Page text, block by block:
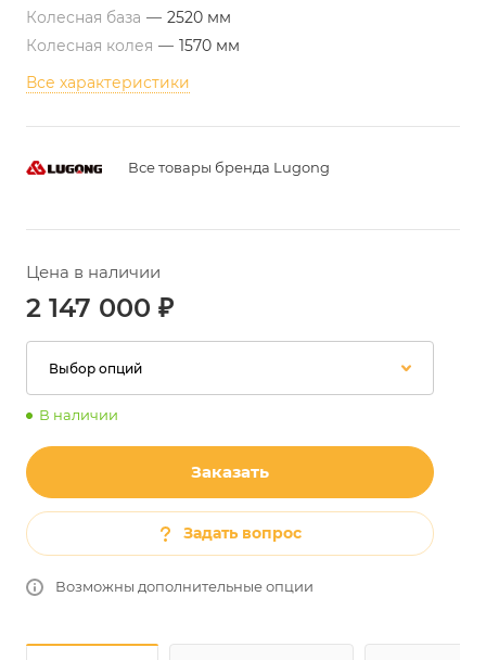
Колесная база — 2520 мм
Колесная колея — 1570 мм
Все характеристики
Все товары бренда Lugong
Цена в наличии
2 147 000 ₽
Выбор опций
В наличии
Заказать
Задать вопрос
Возможны дополнительные опции